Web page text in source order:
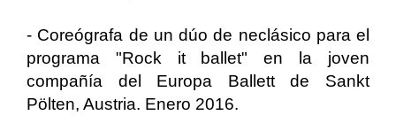
- Coreógrafa de un dúo de neclásico para el
programa "Rock it ballet" en la joven
compañía del Europa Ballett de Sankt
Pölten, Austria. Enero 2016.